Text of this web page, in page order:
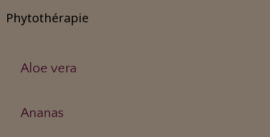
Phytothérapie
Aloe vera
Ananas